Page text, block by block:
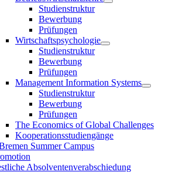
Studienstruktur
Bewerbung
Prüfungen
Wirtschaftspsychologie
Studienstruktur
Bewerbung
Prüfungen
Management Information Systems
Studienstruktur
Bewerbung
Prüfungen
The Economics of Global Challenges
Kooperationsstudiengänge
Summer Campus
Absolventenverabschiedung